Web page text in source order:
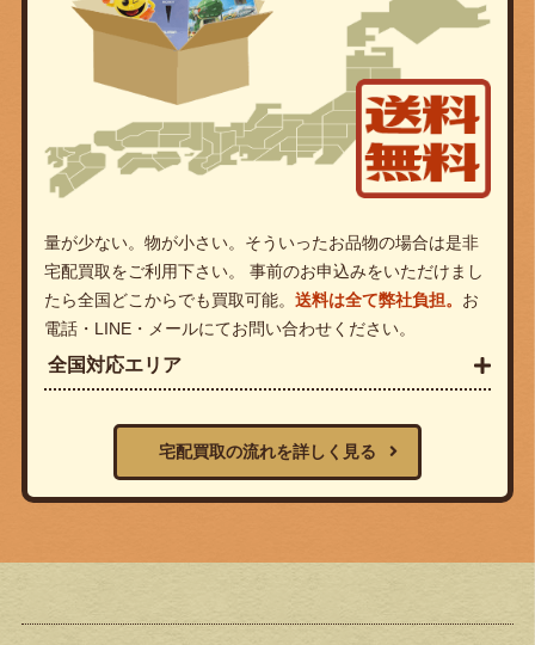
量が少ない。物が小さい。そういったお品物の場合は是非
宅配買取をご利用下さい。 事前のお申込みをいただけまし
たら全国どこからでも買取可能。 送料は全て弊社負担。 お
電話・LINE・メールにてお問い合わせください。
全国対応エリア
宅配買取の流れを詳しく見る